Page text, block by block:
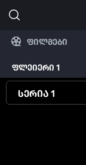
ფილმები
ფლეიერი 1